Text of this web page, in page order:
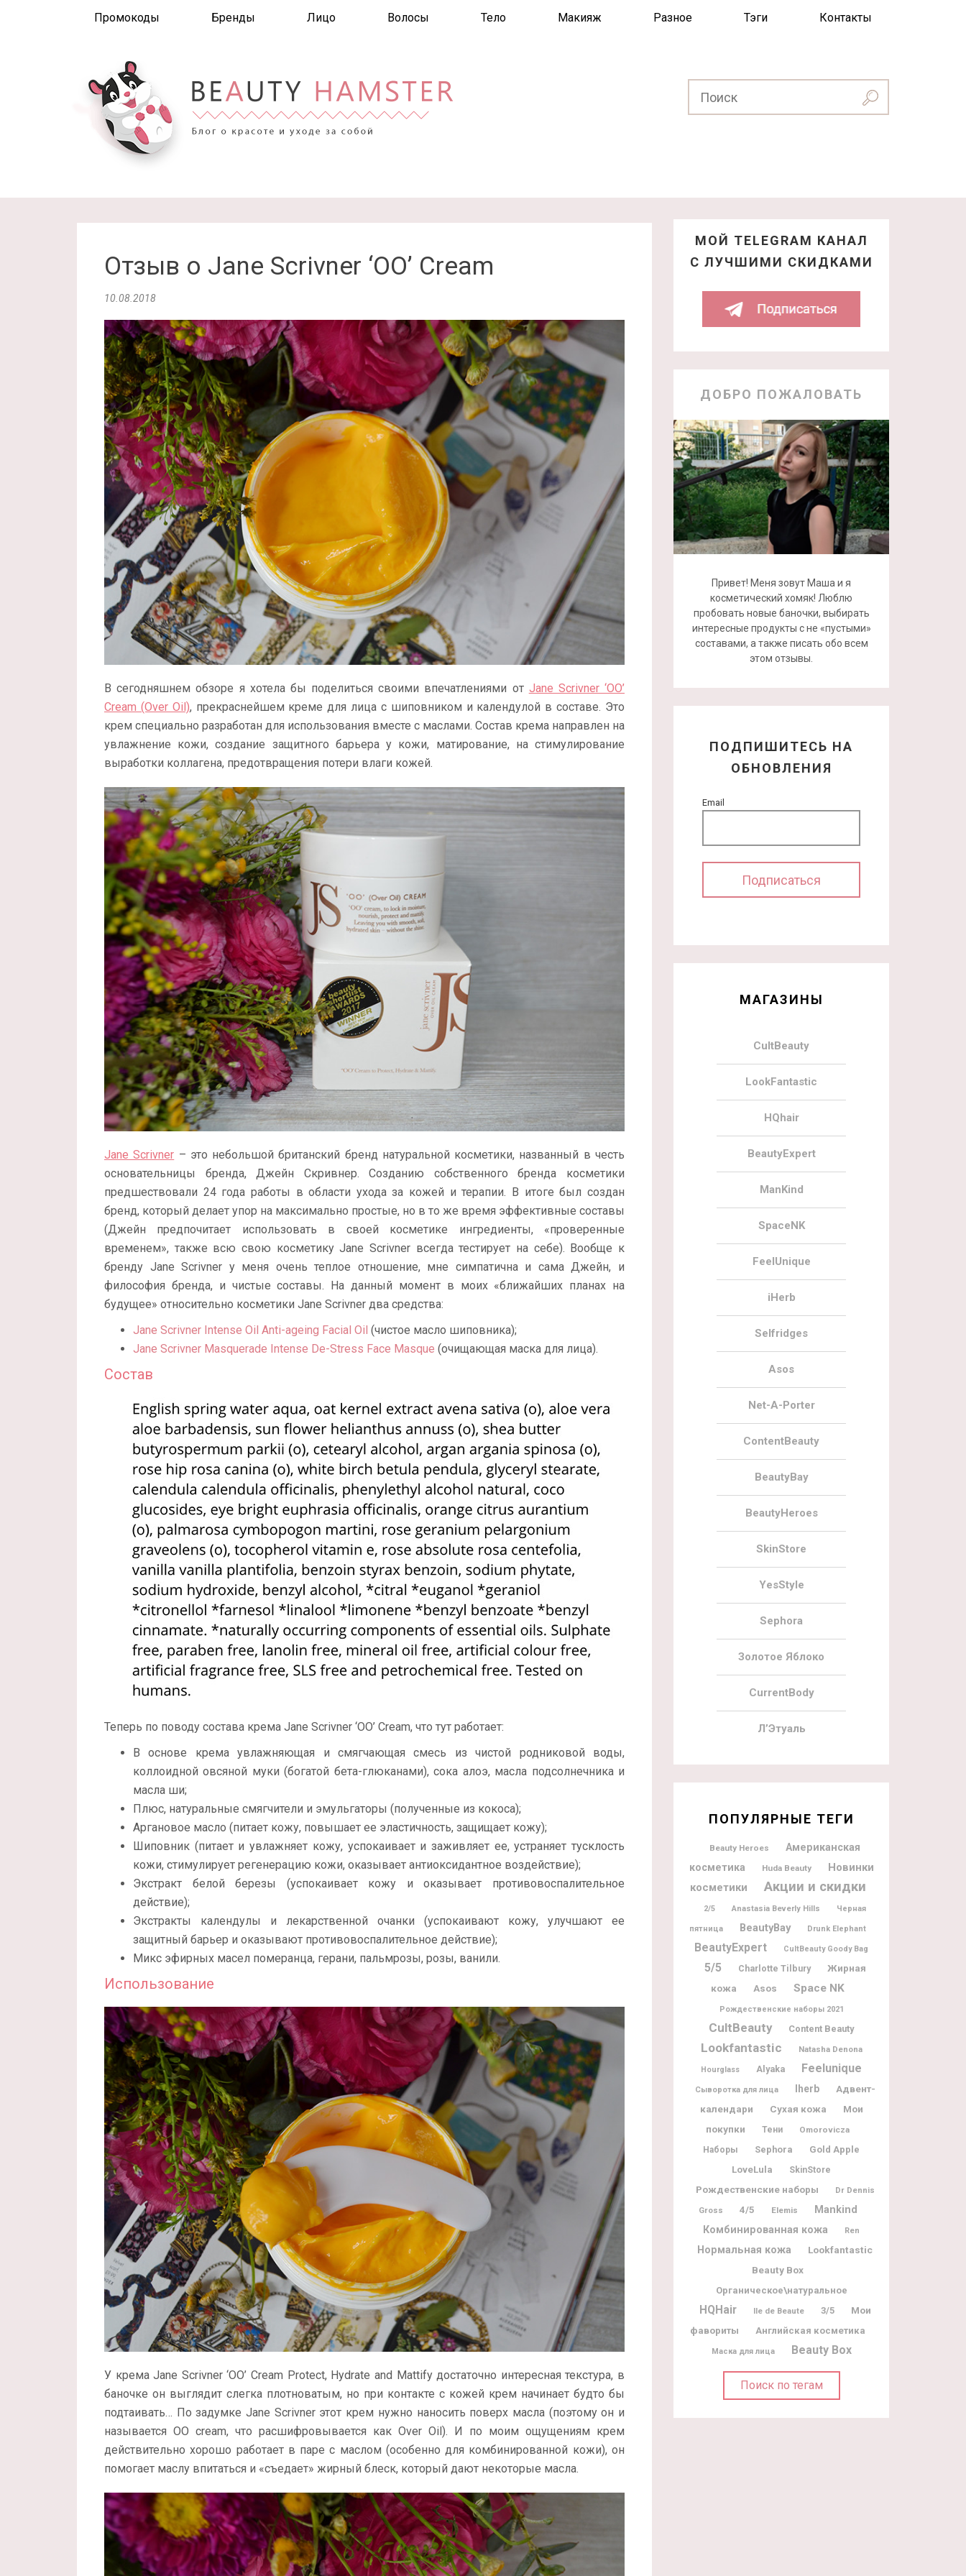
Промокоды Бренды Лицо Волосы Тело Макияж Разное Тэги Контакты
Отзыв о Jane Scrivner ‘OO’ Cream
10.08.2018
В сегодняшнем обзоре я хотела бы поделиться своими впечатлениями от Jane Scrivner ‘OO’
Cream (Over Oil), прекраснейшем креме для лица с шиповником и календулой в составе. Это
крем специально разработан для использования вместе с маслами. Состав крема направлен на
увлажнение кожи, создание защитного барьера у кожи, матирование, на стимулирование
выработки коллагена, предотвращения потери влаги кожей.
Jane Scrivner – это небольшой британский бренд натуральной косметики, названный в честь
основательницы бренда, Джейн Скривнер. Созданию собственного бренда косметики
предшествовали 24 года работы в области ухода за кожей и терапии. В итоге был создан
бренд, который делает упор на максимально простые, но в то же время эффективные составы
(Джейн предпочитает использовать в своей косметике ингредиенты, «проверенные
временем», также всю свою косметику Jane Scrivner всегда тестирует на себе). Вообще к
бренду Jane Scrivner у меня очень теплое отношение, мне симпатична и сама Джейн, и
философия бренда, и чистые составы. На данный момент в моих «ближайших планах на
будущее» относительно косметики Jane Scrivner два средства:
Jane Scrivner Intense Oil Anti-ageing Facial Oil (чистое масло шиповника);
Jane Scrivner Masquerade Intense De-Stress Face Masque (очищающая маска для лица).
Состав
Теперь по поводу состава крема Jane Scrivner ‘OO’ Cream, что тут работает:
В основе крема увлажняющая и смягчающая смесь из чистой родниковой воды,
коллоидной овсяной муки (богатой бета-глюканами), сока алоэ, масла подсолнечника и
масла ши;
Плюс, натуральные смягчители и эмульгаторы (полученные из кокоса);
Аргановое масло (питает кожу, повышает ее эластичность, защищает кожу);
Шиповник (питает и увлажняет кожу, успокаивает и заживляет ее, устраняет тусклость
кожи, стимулирует регенерацию кожи, оказывает антиоксидантное воздействие);
Экстракт белой березы (успокаивает кожу и оказывает противовоспалительное
действие);
Экстракты календулы и лекарственной очанки (успокаивают кожу, улучшают ее
защитный барьер и оказывают противовоспалительное действие);
Микс эфирных масел померанца, герани, пальмрозы, розы, ванили.
Использование
У крема Jane Scrivner ‘OO’ Cream Protect, Hydrate and Mattify достаточно интересная текстура, в
баночке он выглядит слегка плотноватым, но при контакте с кожей крем начинает будто бы
подтаивать… По задумке Jane Scrivner этот крем нужно наносить поверх масла (поэтому он и
называется OO cream, что расшифровывается как Over Oil). И по моим ощущениям крем
действительно хорошо работает в паре с маслом (особенно для комбинированной кожи), он
помогает маслу впитаться и «съедает» жирный блеск, который дают некоторые масла.
МОЙ TELEGRAM КАНАЛ
С ЛУЧШИМИ СКИДКАМИ
ДОБРО ПОЖАЛОВАТЬ
Привет! Меня зовут Маша и я
косметический хомяк! Люблю
пробовать новые баночки, выбирать
интересные продукты с не «пустыми»
составами, а также писать обо всем
этом отзывы.
ПОДПИШИТЕСЬ НА
ОБНОВЛЕНИЯ
Email
МАГАЗИНЫ
CultBeauty
LookFantastic
HQhair
BeautyExpert
ManKind
SpaceNK
FeelUnique
iHerb
Selfridges
Asos
Net-A-Porter
ContentBeauty
BeautyBay
BeautyHeroes
SkinStore
YesStyle
Sephora
Золотое Яблоко
CurrentBody
Л’Этуаль
ПОПУЛЯРНЫЕ ТЕГИ
Beauty Heroes
Американская
косметика
Huda Beauty
Новинки
косметики
Акции и скидки
2/5 Anastasia Beverly Hills Черная
пятница BeautyBay Drunk Elephant
BeautyExpert CultBeauty Goody Bag
5/5 Charlotte Tilbury
Жирная
кожа
Asos Space NK
Рождественские наборы 2021
CultBeauty Content Beauty
Lookfantastic Natasha Denona
Hourglass Alyaka Feelunique
Сыворотка для лица Iherb
Адвент-
календари
Сухая кожа
Мои
покупки
Тени
Omorovicza
Наборы
Sephora
Gold Apple
LoveLula
SkinStore
Рождественские наборы
Dr Dennis
Gross
4/5 Elemis Mankind
Комбинированная кожа Ren
Нормальная кожа
Lookfantastic
Beauty Box
Органическое\натуральное
HQHair Ile de Beaute 3/5
Мои
фавориты
Английская косметика
Маска для лица Beauty Box
Поиск по тегам